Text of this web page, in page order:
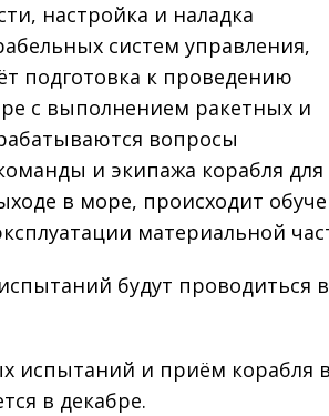
настройка и наладка
систем управления,
подготовка к проведению
с выполнением ракетных и
вопросы
и экипажа корабля для
в море, происходит
материальной
будут проводиться в
испытаний и приём корабля в
в декабре.